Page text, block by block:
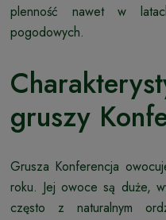
plenność nawet w
pogodowych.
gruszy
Grusza Konferencja
roku. Jej owoce są duże,
często z naturalnym